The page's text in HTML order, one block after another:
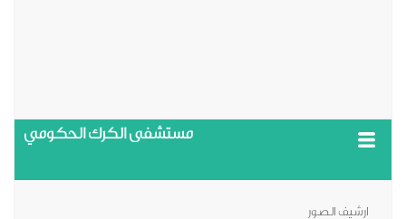
مستشفى الكرك الحكومي
ارشيف الصور